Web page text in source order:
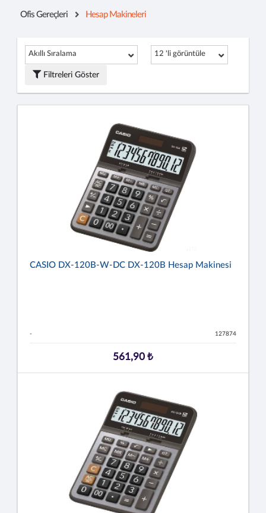
Ofis Gereçleri Hesap Makineleri
Akıllı Sıralama 12 'li görüntüle
Filtreleri Göster
CASIO DX-120B-W-DC DX-120B Hesap Makinesi
- 127874
561,90 ₺